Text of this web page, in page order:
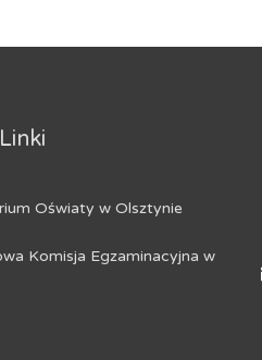
Oświaty w Olsztynie
Komisja Egzaminacyjna w